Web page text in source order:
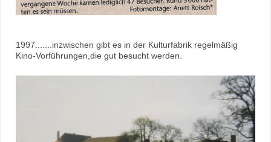
1997.......inzwischen gibt es in der Kulturfabrik regelmäßig
Kino-Vorführungen,die gut besucht werden.